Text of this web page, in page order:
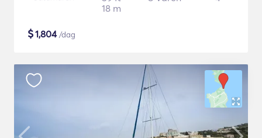
18 m
$1,804/dag